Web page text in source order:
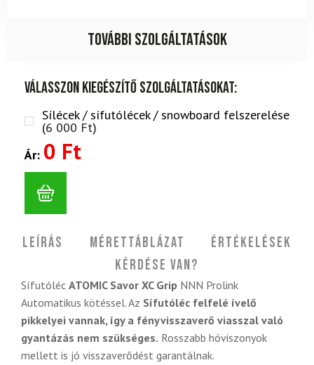
További szolgáltatások
Válasszon kiegészítő szolgáltatásokat:
Sílécek / sífutólécek / snowboard felszerelése
(6 000 Ft)
Ár: 0 Ft
Leírás Mérettáblázat
Értékelések
Kérdése van?
Sífutóléc ATOMIC Savor XC Grip NNN Prolink
Automatikus kötéssel. Az Sífutóléc felfelé ívelő
pikkelyei vannak, így a fényvisszaverő viasszal való
gyantázás nem szükséges. Rosszabb hóviszonyok
mellett is jó visszaverődést garantálnak.